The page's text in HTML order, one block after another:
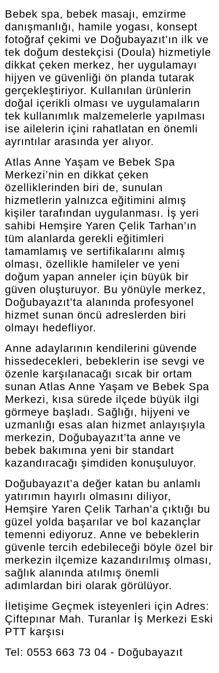
Bebek spa, bebek masajı, emzirme
danışmanlığı, hamile yogası, konsept
fotoğraf çekimi ve Doğubayazıt’ın ilk ve
tek doğum destekçisi (Doula) hizmetiyle
dikkat çeken merkez, her uygulamayı
hijyen ve güvenliği ön planda tutarak
gerçekleştiriyor. Kullanılan ürünlerin
doğal içerikli olması ve uygulamaların
tek kullanımlık malzemelerle yapılması
ise ailelerin içini rahatlatan en önemli
ayrıntılar arasında yer alıyor.
Atlas Anne Yaşam ve Bebek Spa
Merkezi’nin en dikkat çeken
özelliklerinden biri de, sunulan
hizmetlerin yalnızca eğitimini almış
kişiler tarafından uygulanması. İş yeri
sahibi Hemşire Yaren Çelik Tarhan’ın
tüm alanlarda gerekli eğitimleri
tamamlamış ve sertifikalarını almış
olması, özellikle hamileler ve yeni
doğum yapan anneler için büyük bir
güven oluşturuyor. Bu yönüyle merkez,
Doğubayazıt’ta alanında profesyonel
hizmet sunan öncü adreslerden biri
olmayı hedefliyor.
Anne adaylarının kendilerini güvende
hissedecekleri, bebeklerin ise sevgi ve
özenle karşılanacağı sıcak bir ortam
sunan Atlas Anne Yaşam ve Bebek Spa
Merkezi, kısa sürede ilçede büyük ilgi
görmeye başladı. Sağlığı, hijyeni ve
uzmanlığı esas alan hizmet anlayışıyla
merkezin, Doğubayazıt’ta anne ve
bebek bakımına yeni bir standart
kazandıracağı şimdiden konuşuluyor.
Doğubayazıt’a değer katan bu anlamlı
yatırımın hayırlı olmasını diliyor,
Hemşire Yaren Çelik Tarhan’a çıktığı bu
güzel yolda başarılar ve bol kazançlar
temenni ediyoruz. Anne ve bebeklerin
güvenle tercih edebileceği böyle özel bir
merkezin ilçemize kazandırılmış olması,
sağlık alanında atılmış önemli
adımlardan biri olarak görülüyor.
İletişime Geçmek isteyenleri için Adres:
Çiftepınar Mah. Turanlar İş Merkezi Eski
PTT karşısı
Tel: 0553 663 73 04 - Doğubayazıt